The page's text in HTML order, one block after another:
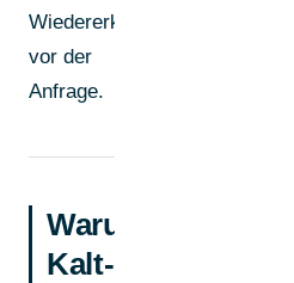
Wiedererkennung
vor der
Anfrage.
Warum
Kalt-